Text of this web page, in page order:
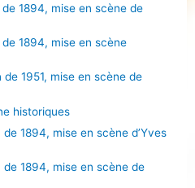
de 1894, mise en scène de
de 1894, mise en scène
1951, mise en scène de
historiques
1894, mise en scène d’Yves
de 1894, mise en scène de